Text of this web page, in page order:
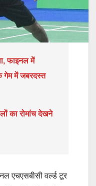
फाइनल में
गेम में जबरदस्त
का रोमांच देखने
एचएसबीसी वर्ल्ड टूर